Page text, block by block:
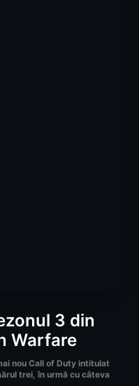
3 din
Warfare
nou Call of Duty intitulat
trei, în urmă cu câteva